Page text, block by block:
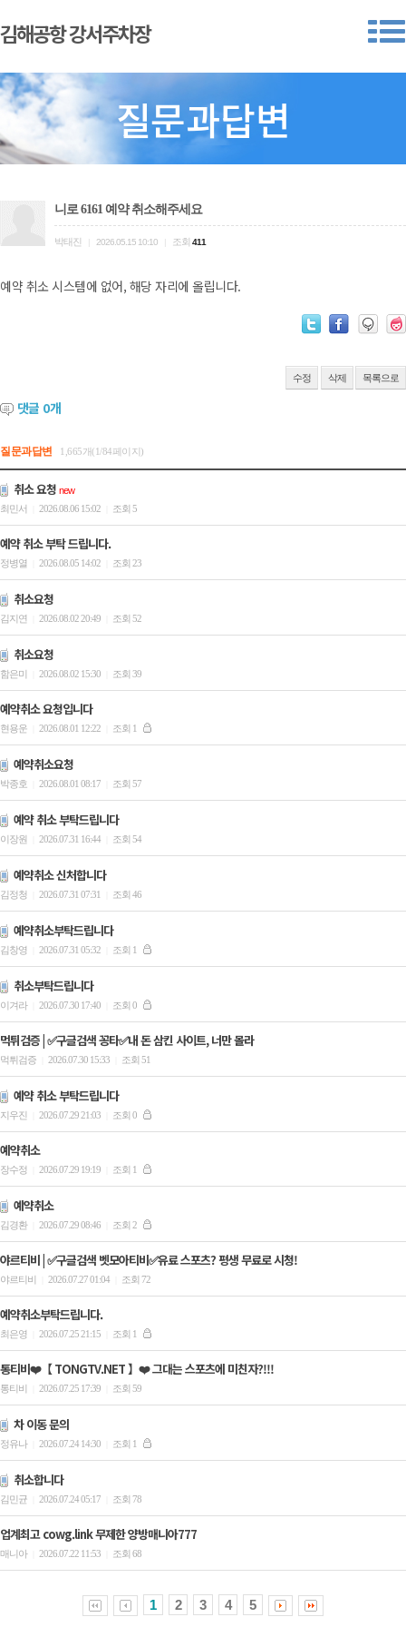
김해공항 강서주차장
질문과답변
니로 6161 예약 취소해주세요
박태진 2026.05.15 10:10 조회 411
예약 취소 시스템에 없어, 해당 자리에 올립니다.
수정 삭제 목록으로
댓글 0개
질문과답변 1,665개(1/84페이지)
취소 요청 new
최민서
2026.08.06 15:02 조회 5
예약 취소 부탁 드립니다.
정병열 2026.08.05 14:02 조회 23
취소요청
김지연 2026.08.02 20:49 조회 52
취소요청
함은미 2026.08.02 15:30 조회 39
예약취소 요청입니다
현용운 2026.08.01 12:22 조회 1
예약취소요청
박종호 2026.08.01 08:17 조회 57
예약 취소 부탁드립니다
이장원 2026.07.31 16:44 조회 54
예약취소 신처합니다
김정청 2026.07.31 07:31 조회 46
예약취소부탁드립니다
김창영 2026.07.31 05:32 조회 1
취소부탁드립니다
이겨라 2026.07.30 17:40 조회 0
먹튀검증 | ✅구글검색 꽁타✅내 돈 삼킨 사이트, 너만 몰라
먹튀검증 2026.07.30 15:33 조회 51
예약 취소 부탁드립니다
지우진 2026.07.29 21:03 조회 0
예약취소
장수정 2026.07.29 19:19 조회 1
예약취소
김경환 2026.07.29 08:46 조회 2
야르티비 | ✅구글검색 벳모아티비✅유료 스포츠? 평생 무료로 시청!
야르티비 2026.07.27 01:04 조회 72
예약취소부탁드립니다.
최은영 2026.07.25 21:15 조회 1
통티비❤️【 TONGTV.NET 】❤️ 그대는 스포츠에 미친자?!!!
통티비 2026.07.25 17:39 조회 59
차 이동 문의
정유나 2026.07.24 14:30 조회 1
취소합니다
김민균 2026.07.24 05:17 조회 78
업계최고 cowg.link 무제한 양방매니아777
매니아 2026.07.22 11:53 조회 68
1 2 3 4 5